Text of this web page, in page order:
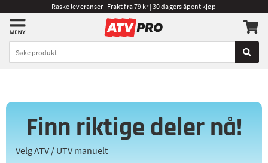
Raske leveranser | Frakt fra 79 kr | 30 dagers åpent kjøp
Finn riktige deler nå!
Velg ATV / UTV manuelt